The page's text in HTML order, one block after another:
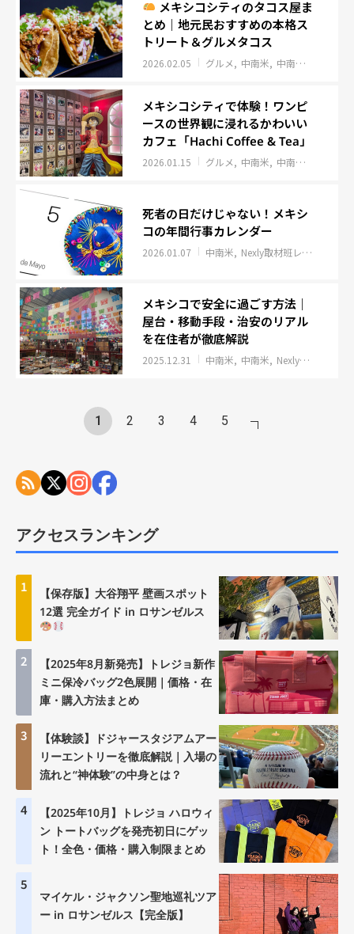
メキシコシティのタコス屋ま
とめ｜地元民おすすめの本格ス
トリート＆グルメタコス
2026.02.05 グルメ 中南米 中南米
メキシコシティで体験！ワンピ
ースの世界観に浸れるかわいい
カフェ「Hachi Coffee & Tea」
2026.01.15 グルメ 中南米 中南米
死者の日だけじゃない！メキシ
コの年間行事カレンダー
2026.01.07 中南米 Nexly取材班レポート
メキシコで安全に過ごす方法｜
屋台・移動手段・治安のリアル
を在住者が徹底解説
2025.12.31 中南米 中南米 Nexly取材班レポート
1 2 3 4 5
アクセスランキング
1
【保存版】大谷翔平 壁画スポット
12選 完全ガイド in ロサンゼルス
2
【2025年8月新発売】トレジョ新作
ミニ保冷バッグ2色展開｜価格・在
庫・購入方法まとめ
3
【体験談】ドジャースタジアムアー
リーエントリーを徹底解説｜入場の
流れと“神体験”の中身とは？
4
【2025年10月】トレジョ ハロウィ
ン トートバッグを発売初日にゲッ
ト！全色・価格・購入制限まとめ
5
マイケル・ジャクソン聖地巡礼ツア
ー in ロサンゼルス【完全版】